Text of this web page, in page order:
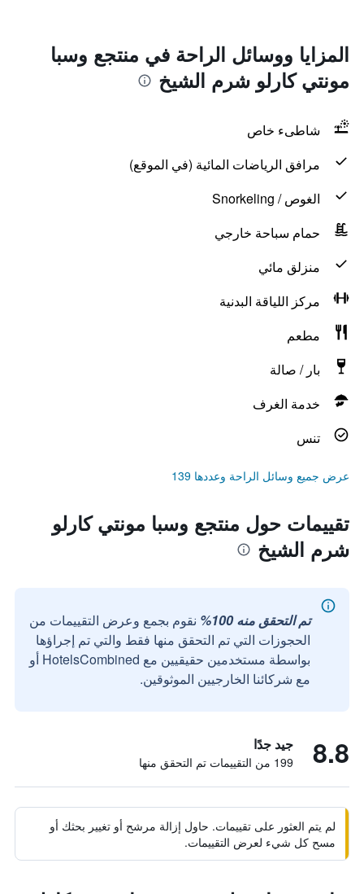
المزايا ووسائل الراحة في منتجع وسبا
مونتي كارلو شرم الشيخ
شاطىء خاص
مرافق الرياضات المائية (في الموقع)
الغوص / Snorkeling
حمام سباحة خارجي
منزلق مائي
مركز اللياقة البدنية
مطعم
بار / صالة
خدمة الغرف
تنس
عرض جميع وسائل الراحة وعددها 139
تقييمات حول منتجع وسبا مونتي كارلو
شرم الشيخ
تم التحقق منه 100%
نقوم بجمع وعرض التقييمات من
الحجوزات التي تم التحقق منها فقط والتي تم إجراؤها
بواسطة مستخدمين حقيقيين مع HotelsCombined أو
مع شركائنا الخارجيين الموثوقين.
8.8 جيد جدًا
199 من التقييمات تم التحقق منها
لم يتم العثور على تقييمات. حاول إزالة مرشح أو تغيير بحثك أو
مسح كل شيء لعرض التقييمات.